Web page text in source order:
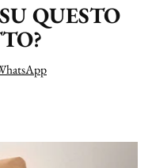
QUESTO